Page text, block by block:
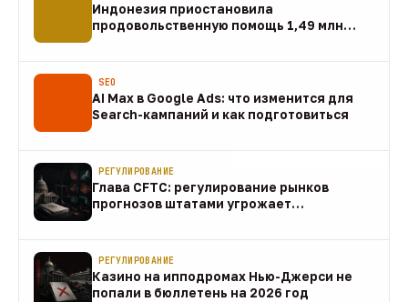
Индонезия приостановила
продовольственную помощь 1,49 млн
SEO
AI Max в Google Ads: что изменится для
Search-кампаний и как подготовиться
РЕГУЛИРОВАНИЕ
Глава CFTC: регулирование рынков
прогнозов штатами угрожает
РЕГУЛИРОВАНИЕ
Казино на ипподромах Нью-Джерси не
попали в бюллетень на 2026 год